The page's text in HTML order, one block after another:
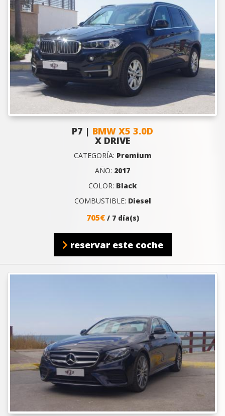
P7 | BMW X5 3.0D
X DRIVE
CATEGORÍA: Premium
AÑO: 2017
COLOR: Black
COMBUSTIBLE: Diesel
705€ / 7 día(s)
reservar este coche